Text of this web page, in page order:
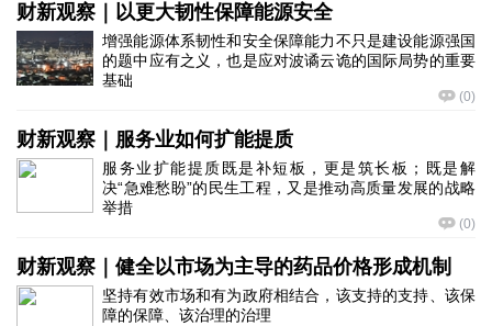
财新观察｜以更大韧性保障能源安全
增强能源体系韧性和安全保障能力不只是建设能源强国
的题中应有之义，也是应对波谲云诡的国际局势的重要
基础
(0)
财新观察｜服务业如何扩能提质
服务业扩能提质既是补短板，更是筑长板；既是解
决“急难愁盼”的民生工程，又是推动高质量发展的战略
举措
(0)
财新观察｜健全以市场为主导的药品价格形成机制
坚持有效市场和有为政府相结合，该支持的支持、该保
障的保障、该治理的治理